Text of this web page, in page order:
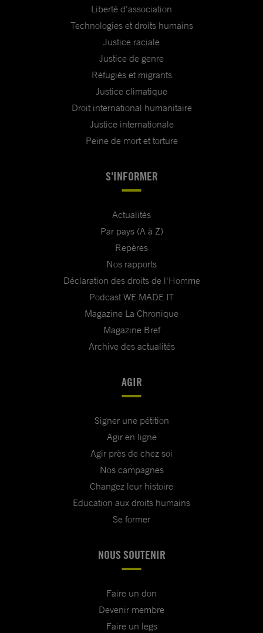
Liberté d'association
Technologies et droits humains
Justice raciale
Justice de genre
Réfugiés et migrants
Justice climatique
Droit international humanitaire
Justice internationale
Peine de mort et torture
S'INFORMER
Actualités
Par pays (A à Z)
Repères
Nos rapports
Déclaration des droits de l'Homme
Podcast WE MADE IT
Magazine La Chronique
Magazine Bref
Archive des actualités
AGIR
Signer une pétition
Agir en ligne
Agir près de chez soi
Nos campagnes
Changez leur histoire
Education aux droits humains
Se former
NOUS SOUTENIR
Faire un don
Devenir membre
Faire un legs